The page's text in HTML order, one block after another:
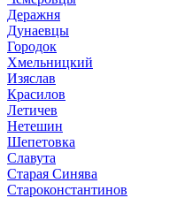
Деражня
Дунаевцы
Городок
Хмельницкий
Изяслав
Красилов
Летичев
Нетешин
Шепетовка
Славута
Старая Синява
Староконстантинов